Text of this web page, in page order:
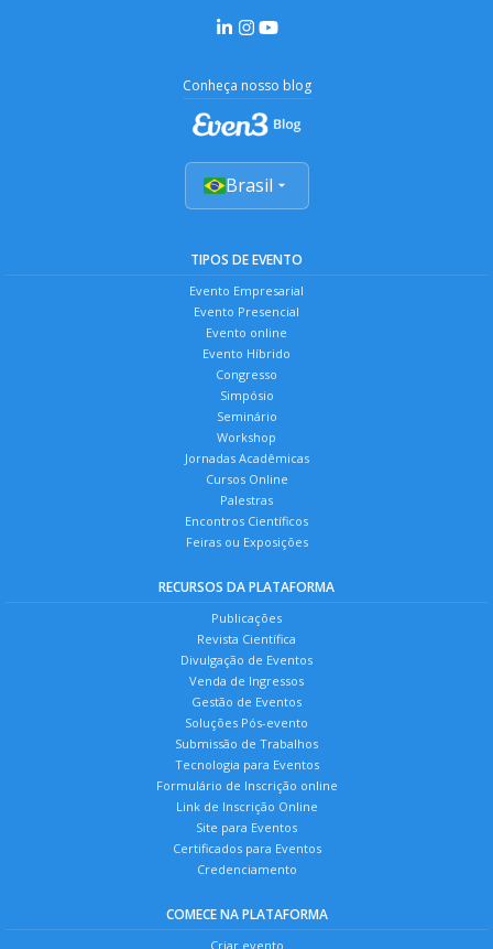
Conheça nosso blog
Brasil
TIPOS DE EVENTO
Evento Empresarial
Evento Presencial
Evento online
Evento Híbrido
Congresso
Simpósio
Seminário
Workshop
Jornadas Acadêmicas
Cursos Online
Palestras
Encontros Científicos
Feiras ou Exposições
RECURSOS DA PLATAFORMA
Publicações
Revista Científica
Divulgação de Eventos
Venda de Ingressos
Gestão de Eventos
Soluções Pós-evento
Submissão de Trabalhos
Tecnologia para Eventos
Formulário de Inscrição online
Link de Inscrição Online
Site para Eventos
Certificados para Eventos
Credenciamento
COMECE NA PLATAFORMA
Criar evento